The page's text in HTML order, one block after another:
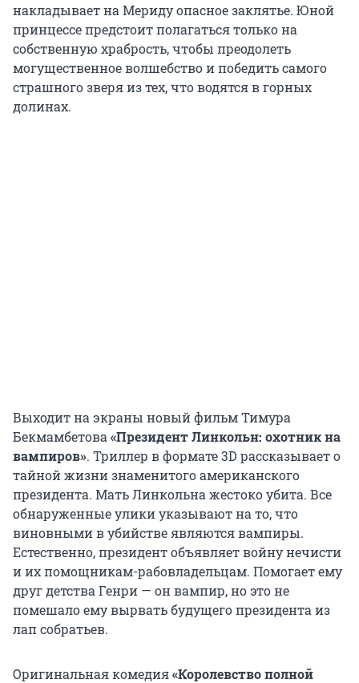
накладывает на Мериду опасное заклятье. Юной
принцессе предстоит полагаться только на
собственную храбрость, чтобы преодолеть
могущественное волшебство и победить самого
страшного зверя из тех, что водятся в горных
долинах.
Выходит на экраны новый фильм Тимура
Бекмамбетова «Президент Линкольн: охотник на
вампиров». Триллер в формате 3D рассказывает о
тайной жизни знаменитого американского
президента. Мать Линкольна жестоко убита. Все
обнаруженные улики указывают на то, что
виновными в убийстве являются вампиры.
Естественно, президент объявляет войну нечисти
и их помощникам-рабовладельцам. Помогает ему
друг детства Генри — он вампир, но это не
помешало ему вырвать будущего президента из
лап собратьев.
Оригинальная комедия«Королевство полной